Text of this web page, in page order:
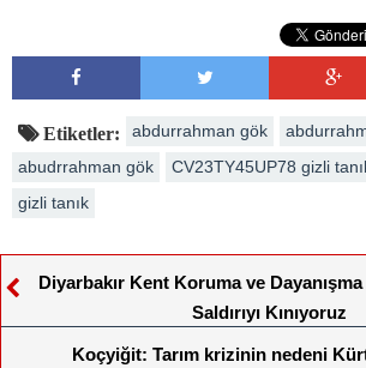
Etiketler: abdurrahman gök
abudrrahman gök
CV23TY45UP78 gizli
gizli tanık
Diyarbakır Kent Koruma ve
Saldırıyı Kınıyoruz
Koçyiğit: Tarım krizinin nedeni